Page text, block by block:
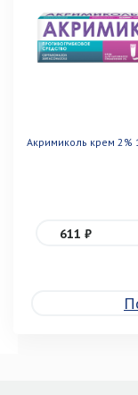
Акримиколь крем 2%
611 ₽